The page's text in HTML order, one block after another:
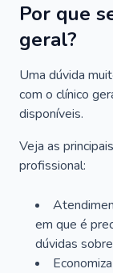
Por que
geral?
Uma dúvida
com o clínico
disponíveis.
Veja as
profissional:
em que é
dúvidas